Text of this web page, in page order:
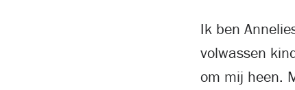
Ik ben
volwassen
om mij heen.